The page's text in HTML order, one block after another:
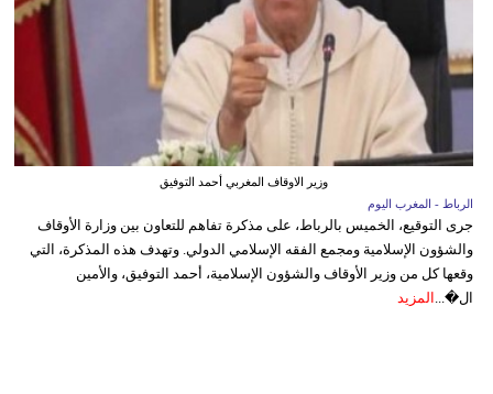
وزير الاوقاف المغربي أحمد التوفيق
الرباط - المغرب اليوم
جرى التوقيع، الخميس بالرباط، على مذكرة تفاهم للتعاون بين وزارة الأوقاف
والشؤون الإسلامية ومجمع الفقه الإسلامي الدولي. وتهدف هذه المذكرة، التي
وقعها كل من وزير الأوقاف والشؤون الإسلامية، أحمد التوفيق، والأمين
ال�... المزيد